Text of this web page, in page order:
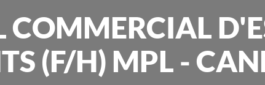
COMMERCIAL
(F/H) MPL -